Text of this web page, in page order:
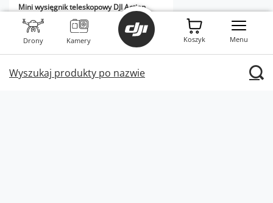
Drony Kamery
Wyszukaj produkty po nazwie
Koszyk Menu
Mini wysięgnik teleskopowy DJI Action
Cena detaliczna:199,00 PLN
159,00 PLN
Najniższa cena produktu w okresie 30
149,00 PLN